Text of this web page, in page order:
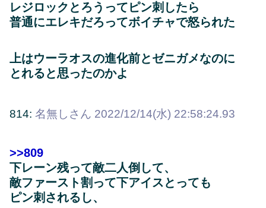
レジロックとろうってピン刺したら
普通にエレキだろってボイチャで怒られた
上はウーラオスの進化前とゼニガメなのに
とれると思ったのかよ
814: 名無しさん 2022/12/14(水) 22:58:24.93
>>809
下レーン残って敵二人倒して、
敵ファースト割って下アイスとっても
ピン刺されるし、